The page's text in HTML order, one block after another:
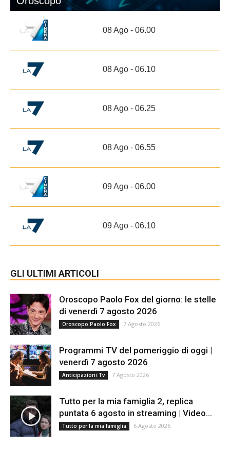
08 Ago - 06.00
08 Ago - 06.10
08 Ago - 06.25
08 Ago - 06.55
09 Ago - 06.00
09 Ago - 06.10
GLI ULTIMI ARTICOLI
Oroscopo Paolo Fox del giorno: le stelle
di venerdì 7 agosto 2026
Oroscopo Paolo Fox 7 Agosto 2026
Programmi TV del pomeriggio di oggi |
venerdì 7 agosto 2026
Anticipazioni Tv 7 Agosto 2026
Tutto per la mia famiglia 2, replica
puntata 6 agosto in streaming | Video...
Tutto per la mia famiglia 6 Agosto 2026